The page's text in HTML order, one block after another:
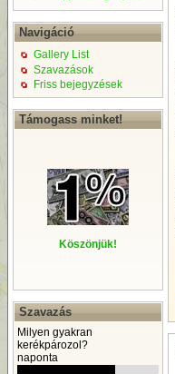
Navigáció
Gallery List
Szavazások
Friss bejegyzések
Támogass minket!
Köszönjük!
Szavazás
Milyen gyakran
kerékpározol?
naponta